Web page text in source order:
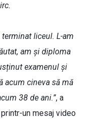
liceul. L-am
am și diploma
examenul și
acum cineva să mă
38 de ani.”, a
printr-un mesaj video